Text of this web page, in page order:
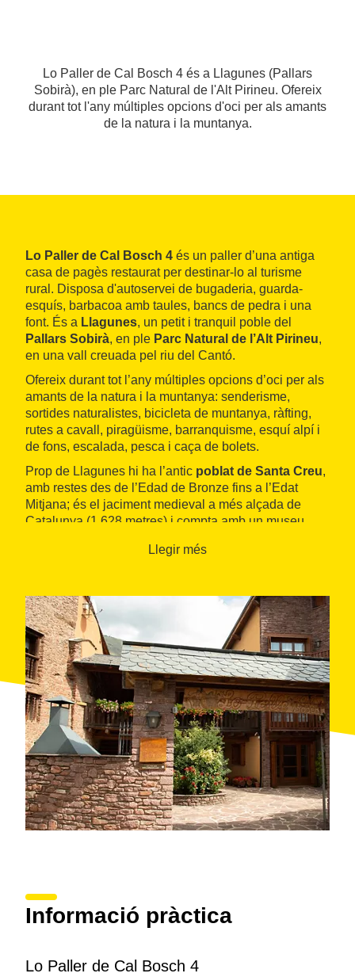
Lo Paller de Cal Bosch 4 és a Llagunes (Pallars
Sobirà), en ple Parc Natural de l'Alt Pirineu. Ofereix
durant tot l'any múltiples opcions d'oci per als amants
de la natura i la muntanya.
Lo Paller de Cal Bosch 4 és un paller d’una antiga
casa de pagès restaurat per destinar-lo al turisme
rural. Disposa d'autoservei de bugaderia, guarda-
esquís, barbacoa amb taules, bancs de pedra i una
font. És a Llagunes, un petit i tranquil poble del
Pallars Sobirà, en ple Parc Natural de l’Alt Pirineu,
en una vall creuada pel riu del Cantó.
Ofereix durant tot l’any múltiples opcions d’oci per als
amants de la natura i la muntanya: senderisme,
sortides naturalistes, bicicleta de muntanya, ràfting,
rutes a cavall, piragüisme, barranquisme, esquí alpí i
de fons, escalada, pesca i caça de bolets.
Prop de Llagunes hi ha l’antic poblat de Santa Creu,
amb restes des de l’Edad de Bronze fins a l’Edat
Mitjana; és el jaciment medieval a més alçada de
Catalunya (1.628 metres) i compta amb un museu.
Llegir més
Informació pràctica
Lo Paller de Cal Bosch 4